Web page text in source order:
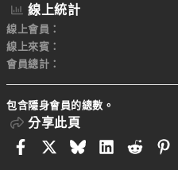
線上統計
線上會員
線上來賓
會員總計
包含隱身會員的總數。
分享此頁
FacebookBlueskyLinkedIn
Reddit